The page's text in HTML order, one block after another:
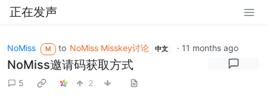
正在发声
NoMiss M to NoMiss Misskey讨论 中文 · 11 months ago
NoMiss邀请码获取方式
5 2